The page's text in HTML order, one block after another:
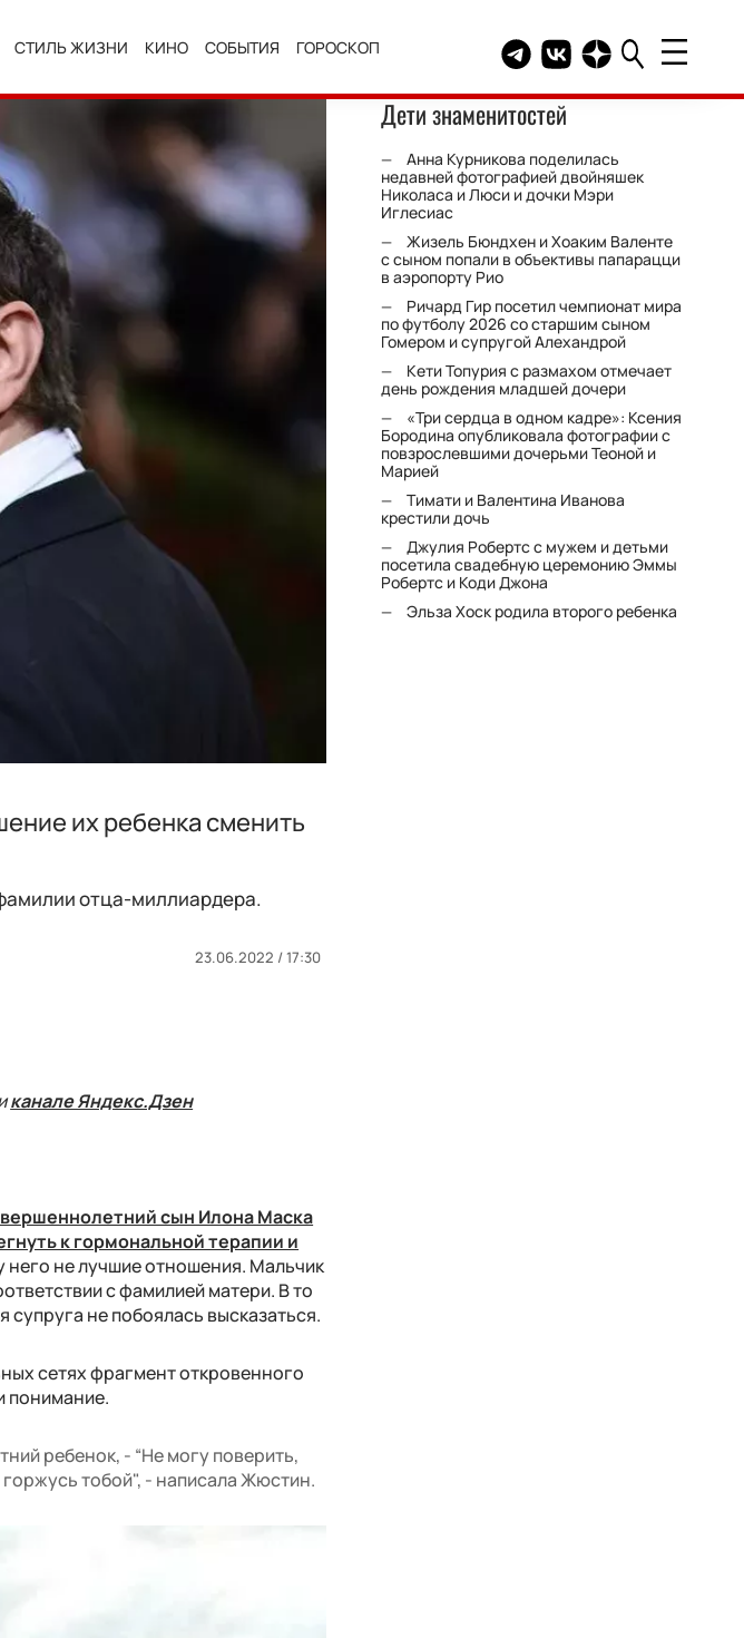
СТИЛЬ ЖИЗНИ КИНО СОБЫТИЯ ГОРОСКОП Telegram канал HELLO
Группа HELLO
Канал HELLO в
их ребенка сменить
отца-миллиардера.
23.06.2022 / 17:30
канале Яндекс.Дзен
сын Илона Маска
к гормональной терапии и
него не лучшие отношения. Мальчик
с фамилией матери. В то
не побоялась высказаться.
сетях фрагмент откровенного
понимание.
ребенок, - “Не могу поверить,
тобой", - написала Жюстин.
Дети знаменитостей
Анна Курникова поделилась
недавней фотографией двойняшек
Николаса и Люси и дочки Мэри
Иглесиас
Жизель Бюндхен и Хоаким Валенте
с сыном попали в объективы папарацци
в аэропорту Рио
Ричард Гир посетил чемпионат мира
по футболу 2026 со старшим сыном
Гомером и супругой Алехандрой
Кети Топурия с размахом отмечает
день рождения младшей дочери
«Три сердца в одном кадре»: Ксения
Бородина опубликовала фотографии с
повзрослевшими дочерьми Теоной и
Марией
Тимати и Валентина Иванова
крестили дочь
Джулия Робертс с мужем и детьми
посетила свадебную церемонию Эммы
Робертс и Коди Джона
Эльза Хоск родила второго ребенка